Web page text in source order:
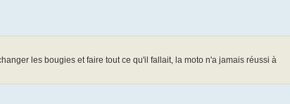
les bougies et faire tout ce qu'il fallait, la moto n'a jamais réussi à